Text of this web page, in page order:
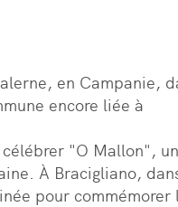
en Campanie,
encore liée à
"O Mallon",
À Bracigliano,
pour commémorer